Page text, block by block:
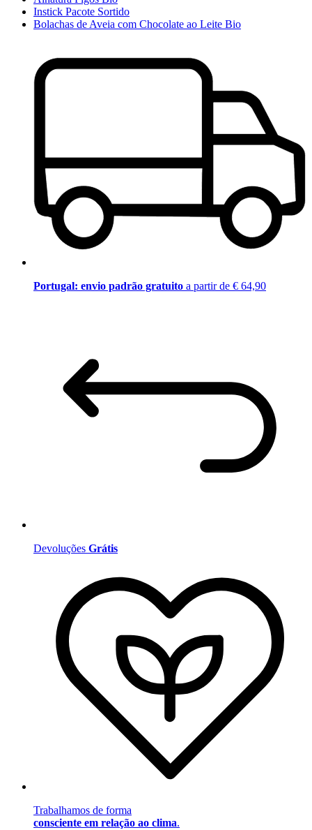
Instick Pacote Sortido
Bolachas de Aveia com Chocolate ao Leite Bio
Portugal: envio padrão gratuito a partir de € 64,90
Devoluções Grátis
Trabalhamos de forma
consciente em relação ao clima.